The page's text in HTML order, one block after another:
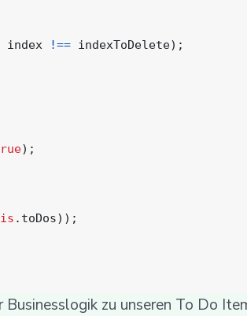
index !== indexToDelete);
);
. toDos));
zu unseren To Do